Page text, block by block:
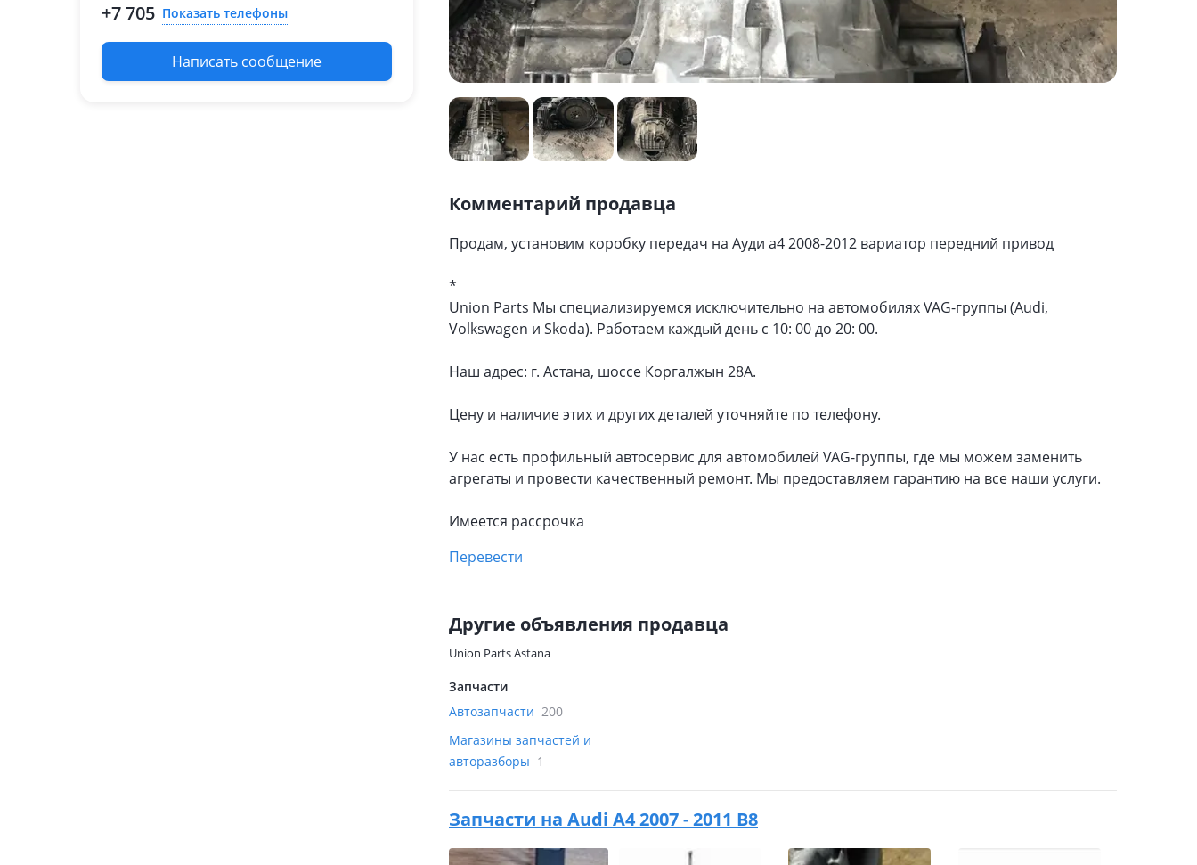
+7 705 Показать телефоны
Написать сообщение
Комментарий продавца
Продам, установим коробку передач на Ауди а4 2008-2012 вариатор передний привод
*
Union Parts Мы специализируемся исключительно на автомобилях VAG-группы (Audi,
Volkswagen и Skoda). Работаем каждый день с 10: 00 до 20: 00.
Наш адрес: г. Астана, шоссе Коргалжын 28А.
Цену и наличие этих и других деталей уточняйте по телефону.
У нас есть профильный автосервис для автомобилей VAG-группы, где мы можем заменить
агрегаты и провести качественный ремонт. Мы предоставляем гарантию на все наши услуги.
Имеется рассрочка
Перевести
Другие объявления продавца
Union Parts Astana
Запчасти
Автозапчасти 200
Магазины запчастей и
авторазборы 1
Запчасти на Audi A4 2007 - 2011 B8